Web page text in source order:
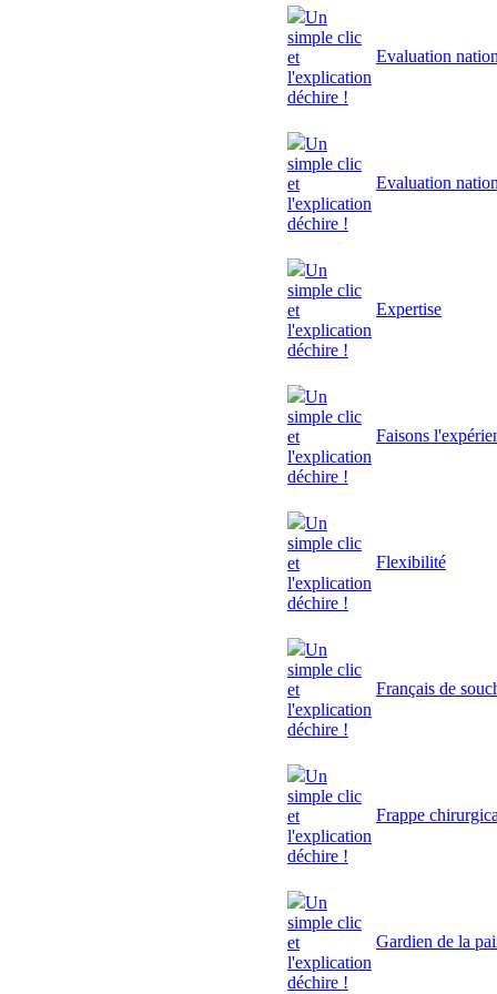
Un
simple clic
et
l'explication
déchire !
Evaluation
Un
simple clic
et
l'explication
déchire !
Evaluation
Un
simple clic
et
l'explication
déchire !
Expertise
Un
simple clic
et
l'explication
déchire !
Faisons
Un
simple clic
et
l'explication
déchire !
Flexibilité
Un
simple clic
et
l'explication
déchire !
Français de
Un
simple clic
et
l'explication
déchire !
Frappe
Un
simple clic
et
l'explication
déchire !
Gardien de la